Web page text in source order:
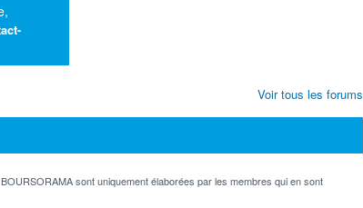
sont uniquement élaborées par les membres qui en sont
Voir tous les forums